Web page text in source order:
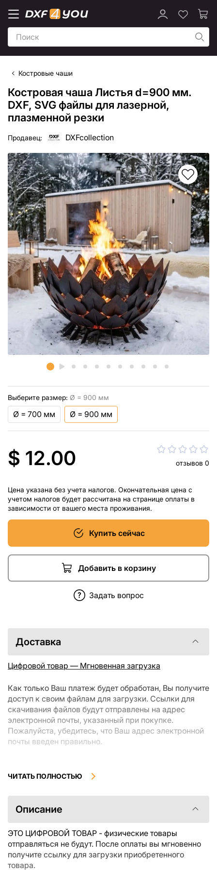
Костровые чаши
Костровая чаша Листья d=900 мм.
DXF, SVG файлы для лазерной,
плазменной резки
Продавец: DXFcollection
Выберите размер: Ø = 900 мм
Ø = 700 мм Ø = 900 мм
$ 12.00 отзывов 0
Цена указана без учета налогов. Окончательная цена с
учетом налогов будет рассчитана на странице оплаты в
зависимости от вашего места проживания.
Купить сейчас
Добавить в корзину
Задать вопрос
Доставка
Цифровой товар — Мгновенная загрузка
Как только Ваш платеж будет обработан, Вы получите
доступ к своим файлам для загрузки. Ссылки для
скачивания файлов будут отправлены на адрес
электронной почты, указанный при покупке.
Пожалуйста, убедитесь, что Ваш адрес электронной
почты введен правильно.
загрузки, не подлежат возврату или обмену после их
ознакомиться с описанием товара и задать все
интересующие Вас вопросы перед покупкой. Если у
свяжитесь с продавцом напрямую.
ЧИТАТЬ ПОЛНОСТЬЮ
Описание
ЭТО ЦИФРОВОЙ ТОВАР - физические товары
отправляться не будут. После оплаты вы мгновенно
получите ссылку для загрузки приобретенного
товара.